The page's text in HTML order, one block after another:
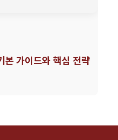
본 가이드와 핵심 전략